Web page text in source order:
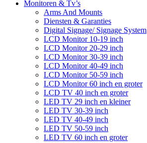
Monitoren & Tv’s
Arms And Mounts
Diensten & Garanties
Digital Signage/ Signage System
LCD Monitor 10-19 inch
LCD Monitor 20-29 inch
LCD Monitor 30-39 inch
LCD Monitor 40-49 inch
LCD Monitor 50-59 inch
LCD Monitor 60 inch en groter
LCD TV 40 inch en groter
LED TV 29 inch en kleiner
LED TV 30-39 inch
LED TV 40-49 inch
LED TV 50-59 inch
LED TV 60 inch en groter